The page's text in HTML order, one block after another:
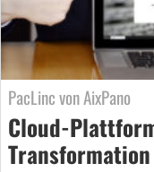
PacLinc von AixPano
Cloud-